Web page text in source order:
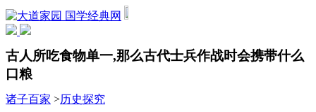
国学经典网
古人所吃食物单一,那么古代士兵作战时会携带什么
口粮
诸子百家 >历史探究